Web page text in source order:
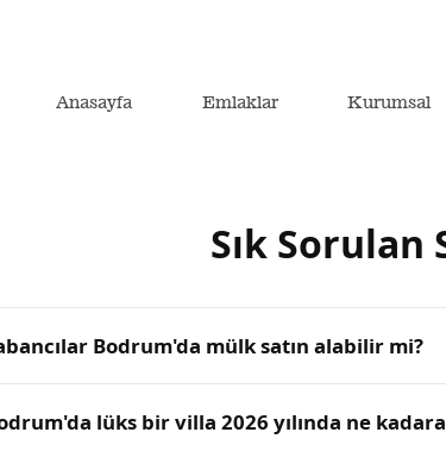
Anasayfa Emlaklar Kurumsal
Sık Sorulan
Bodrum'da mülk satın alabilir mi?
lüks bir villa 2026 yılında ne kadara